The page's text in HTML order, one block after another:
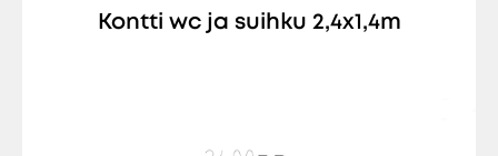
Kontti wc ja suihku 2,4x1,4m